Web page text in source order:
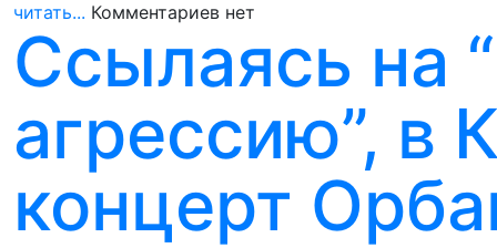
читать... Комментариев нет
Ссылаясь на
агрессию”, в
концерт